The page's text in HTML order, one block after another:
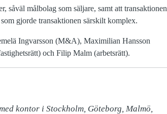
såväl målbolag som säljare, samt att transaktionen
gjorde transaktionen särskilt komplex.
Ingvarsson (M&A), Maximilian Hansson
och Filip Malm (arbetsrätt).
kontor i Stockholm, Göteborg, Malmö,